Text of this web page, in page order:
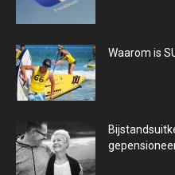
Waarom is